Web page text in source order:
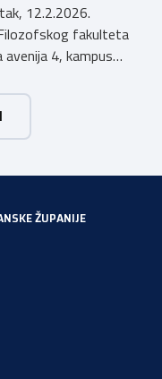
12.2.2026.
fakulteta
avenija 4, kampus
za cilj ima: Što Dan
HZZ, Područna
mjerama […]
ŽUPANIJE